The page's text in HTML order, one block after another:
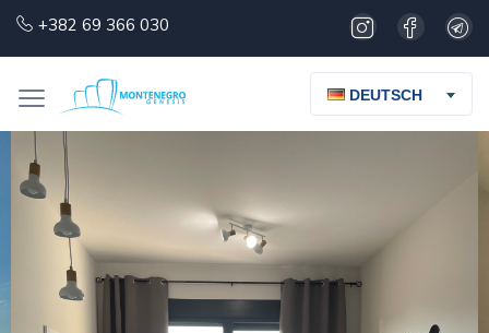
+382 69 366 030
DEUTSCH